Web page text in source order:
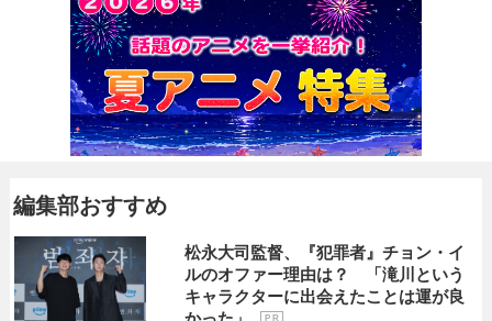
編集部おすすめ
松永大司監督、『犯罪者』チョン・イ
ルのオファー理由は？ 「滝川という
キャラクターに出会えたことは運が良
P R